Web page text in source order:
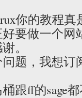
你的教程真
要做一个网
。
题，我想订
跟ff的sage